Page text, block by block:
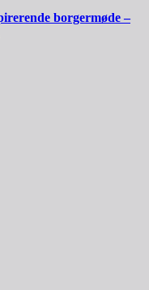
borgermøde –